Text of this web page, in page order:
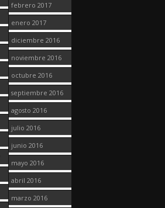
febrero 2017
enero 2017
diciembre 2016
noviembre 2016
octubre 2016
septiembre 2016
agosto 2016
julio 2016
junio 2016
mayo 2016
abril 2016
marzo 2016